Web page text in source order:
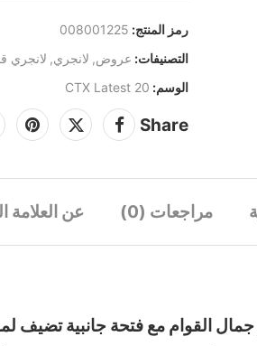
رمز المنتج: 008001225
التصنيفات: عروض, لانجري, لانجري
الوسم: CTX Latest 20
Share
مراجعات (0) عن العلامة
القوام مع فتحة جانبية تضيف